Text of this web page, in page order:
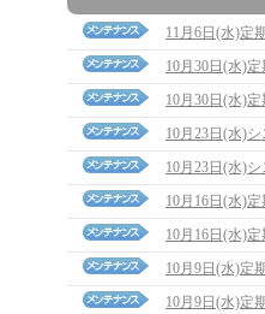
11月6日(水)定
10月30日(水)
10月30日(水)
10月23日(水)
10月23日(水)
10月16日(水)
10月16日(水)
10月9日(水)定
10月9日(水)定